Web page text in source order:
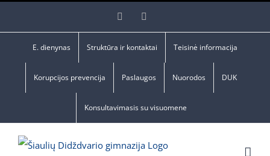
Facebook
E. dienynas Struktūra ir kontaktai Teisinė informacija
Korupcijos prevencija Paslaugos Nuorodos DUK
Konsultavimasis su visuomene